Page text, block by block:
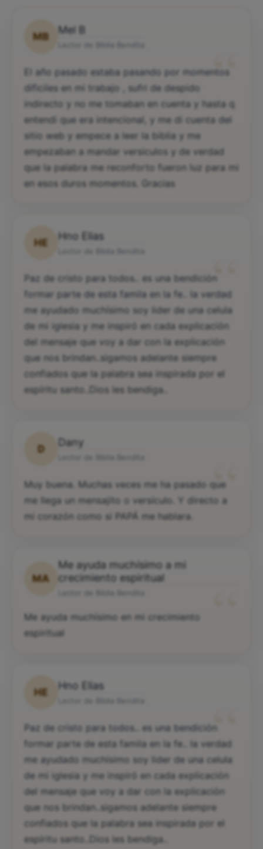
MB
Mel B
“
El año pasado estaba pasando por momentos
dificiles en mi trabajo , sufri de despido
indirecto y no me tomaban en cuenta y hasta q
entendi que era intencional, y me di cuenta del
sitio web y empece a leer la biblia y me
empezaban a mandar versiculos y de verdad
que la palabra me reconforto fueron luz para mi
en esos duros momentos. Gracias
HE
Hno Elias
“
Paz de cristo para todos.. es una bendición
formar parte de esta famila en la fe.. la verdad
me ayudado muchísimo soy lider de una celula
de mi iglesia y me inspiró en cada explicación
del mensaje que voy a dar con la explicación
que nos brindan..sigamos adelante siempre
confiados que la palabra sea inspirada por el
espíritu santo..Dios les bendiga..
D
Dany
“
Muy buena. Muchas veces me ha pasado que
me llega un mensajito o versículo. Y directo a
mi corazón como si PAPÁ me hablara.
MA
Me ayuda muchísimo a mi
crecimiento espiritual
Me ayuda muchísimo en mi crecimiento
espiritual
HE
Hno Elias
“
Paz de cristo para todos.. es una bendición
formar parte de esta famila en la fe.. la verdad
me ayudado muchísimo soy lider de una celula
de mi iglesia y me inspiró en cada explicación
del mensaje que voy a dar con la explicación
que nos brindan..sigamos adelante siempre
confiados que la palabra sea inspirada por el
espíritu santo..Dios les bendiga..